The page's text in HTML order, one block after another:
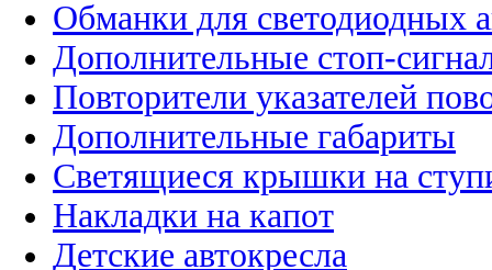
Обманки для светодиодных
Дополнительные стоп-
Повторители указателей
Дополнительные габариты
Светящиеся крышки на
Накладки на капот
Детские автокресла